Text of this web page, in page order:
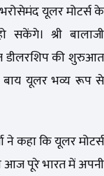
यूलर मोटर्स के
सकेंगे। श्री बालाजी
डीलरशिप की शुरुआत
बाय यूलर भव्य रूप से
ने कहा कि यूलर मोटर्स
आज पूरे भारत में अपनी